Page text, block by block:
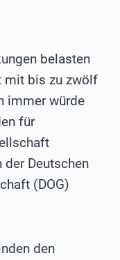
belasten
mit bis zu zwölf
immer würde
für
der Deutschen
(DOG)
den